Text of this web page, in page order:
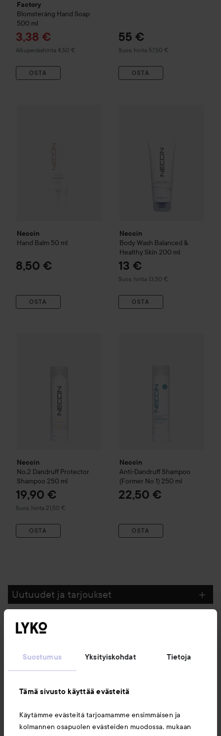
Suostumus Yksityiskohdat Tietoja
Tämä sivusto käyttää evästeitä
Käytämme evästeitä tarjoamamme ensimmäisen ja
kolmannen osapuolen evästeiden muodossa, mukaan
Factory
Blomsteräng Hand Soap
500 ml
Tarjoushinta
3,38 €
Alkuperäishinta 4,50 €
Normaali hinta 4,50 €
OSTA
55 €
Suos. hinta 57,50 €
Suositeltu hinta 57,50 €
OSTA
Neccin
Hand Balm 50 ml
8,50 €
OSTA
Neccin
Body Wash Balanced &
Healthy Skin 200 ml
13 €
Suos. hinta 13,50 €
Suositeltu hinta 13,50 €
OSTA
Neccin
No.2 Dandruff Protector
Shampoo 250 ml
19,90 €
Suos. hinta 21,50 €
Suositeltu hinta 21,50 €
OSTA
Neccin
Anti-Dandruff Shampoo
(Former No 1) 250 ml
22,50 €
OSTA
Uutuudet ja tarjoukset
Seuraa meitä
Asiakaspalvelu
Tietoja
Saattaisit myös tykätä